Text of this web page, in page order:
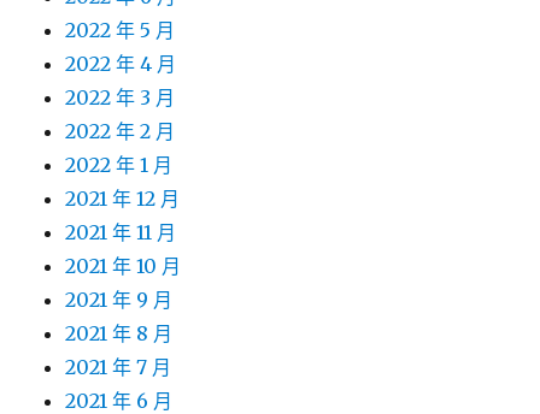
2022 年 5 月
2022 年 4 月
2022 年 3 月
2022 年 2 月
2022 年 1 月
2021 年 12 月
2021 年 11 月
2021 年 10 月
2021 年 9 月
2021 年 8 月
2021 年 7 月
2021 年 6 月